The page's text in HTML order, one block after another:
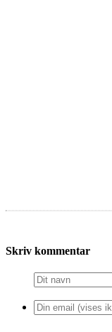
Skriv kommentar